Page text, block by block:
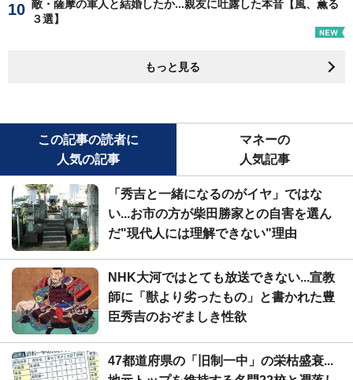
敵・薩摩の軍人と結婚したか...親友に吐露した本音【風、薫る
３選】
もっと見る
この記事の読者に
人気の記事
マネーの
人気記事
「秀吉と一緒になるのがイヤ」ではな
い...お市の方が柴田勝家との自害を選ん
だ"現代人には理解できない"理由
NHK大河ではとても放送できない...宣教
師に「獣より劣ったもの」と書かれた豊
臣秀吉のおぞましき性欲
47都道府県の「旧制一中」の栄枯盛衰...